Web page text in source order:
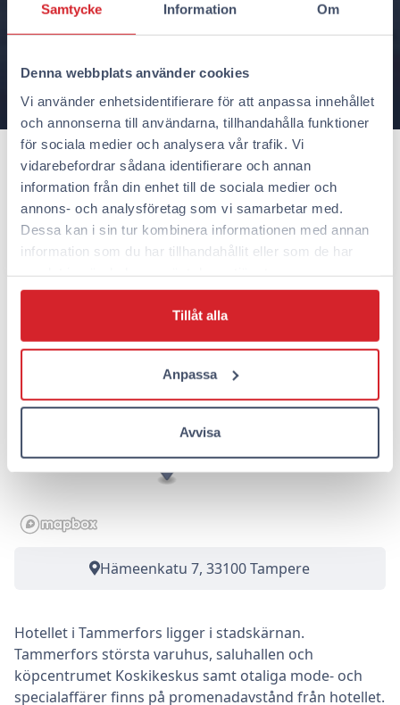
Samtycke Information Om
Denna webbplats använder cookies
Vi använder enhetsidentifierare för att anpassa innehållet
och annonserna till användarna, tillhandahålla funktioner
för sociala medier och analysera vår trafik. Vi
vidarebefordrar sådana identifierare och annan
information från din enhet till de sociala medier och
annons- och analysföretag som vi samarbetar med.
Dessa kan i sin tur kombinera informationen med annan
information som du har tillhandahållit eller som de har
Tillåt alla
Anpassa
Avvisa
Hotell
Ankomst och avresa
mån 10 aug. - tis 11 aug.
Rum och gäster
1 rum, 1 vuxen, 0 barn
Boka nu
Hotellet i Tammerfors ligger i stadskärnan.
Tammerfors största varuhus, saluhallen och
köpcentrumet Koskikeskus samt otaliga mode- och
specialaffärer finns på promenadavstånd från hotellet.
Hämeenkatu 7, 33100 Tampere